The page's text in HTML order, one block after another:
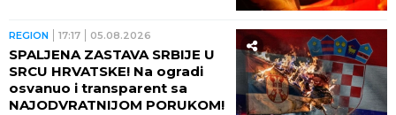
REGION 17:17 05.08.2026
SPALJENA ZASTAVA SRBIJE U
SRCU HRVATSKE! Na ogradi
osvanuo i transparent sa
NAJODVRATNIJOM PORUKOM!